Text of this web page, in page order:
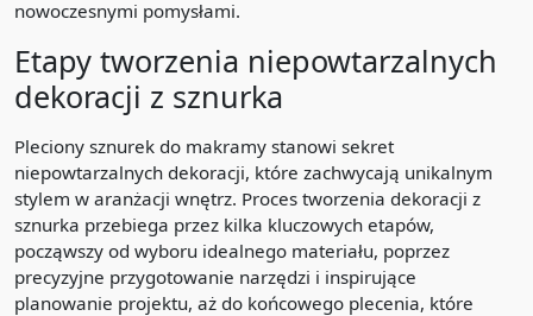
nowoczesnymi pomysłami.
Etapy tworzenia niepowtarzalnych
dekoracji z sznurka
Pleciony sznurek do makramy stanowi sekret
niepowtarzalnych dekoracji, które zachwycają unikalnym
stylem w aranżacji wnętrz. Proces tworzenia dekoracji z
sznurka przebiega przez kilka kluczowych etapów,
począwszy od wyboru idealnego materiału, poprzez
precyzyjne przygotowanie narzędzi i inspirujące
planowanie projektu, aż do końcowego plecenia, które